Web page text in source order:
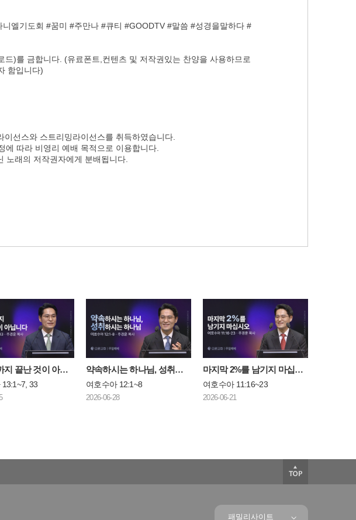
엘기도회 #꿈미 #주만나 #큐티 #GOODTV #말씀 #성경을말하다 #
)를 금합니다. (유료폰트,컨텐츠 및 저작권있는 찬양을 사용하므로
함입니다)
선스와 스트리밍라이선스를 취득하였습니다.
따라 비영리 예배 목적으로 이용합니다.
래의 저작권자에게 분배됩니다.
끝날 때까지 끝난 것이 아닙니다
33
약속하시는 하나님, 성취하시는 하나님
여호수아 12:1~8
2026-06-28
마지막 2%를 남기지 마십시오
여호수아 11:16~23
2026-06-21
패밀리사이트